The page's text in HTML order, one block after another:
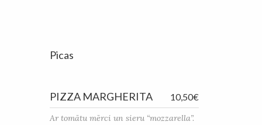
Picas
PIZZA MARGHERITA 10,50€
Ar tomātu mērci un sieru “mozzarella”.